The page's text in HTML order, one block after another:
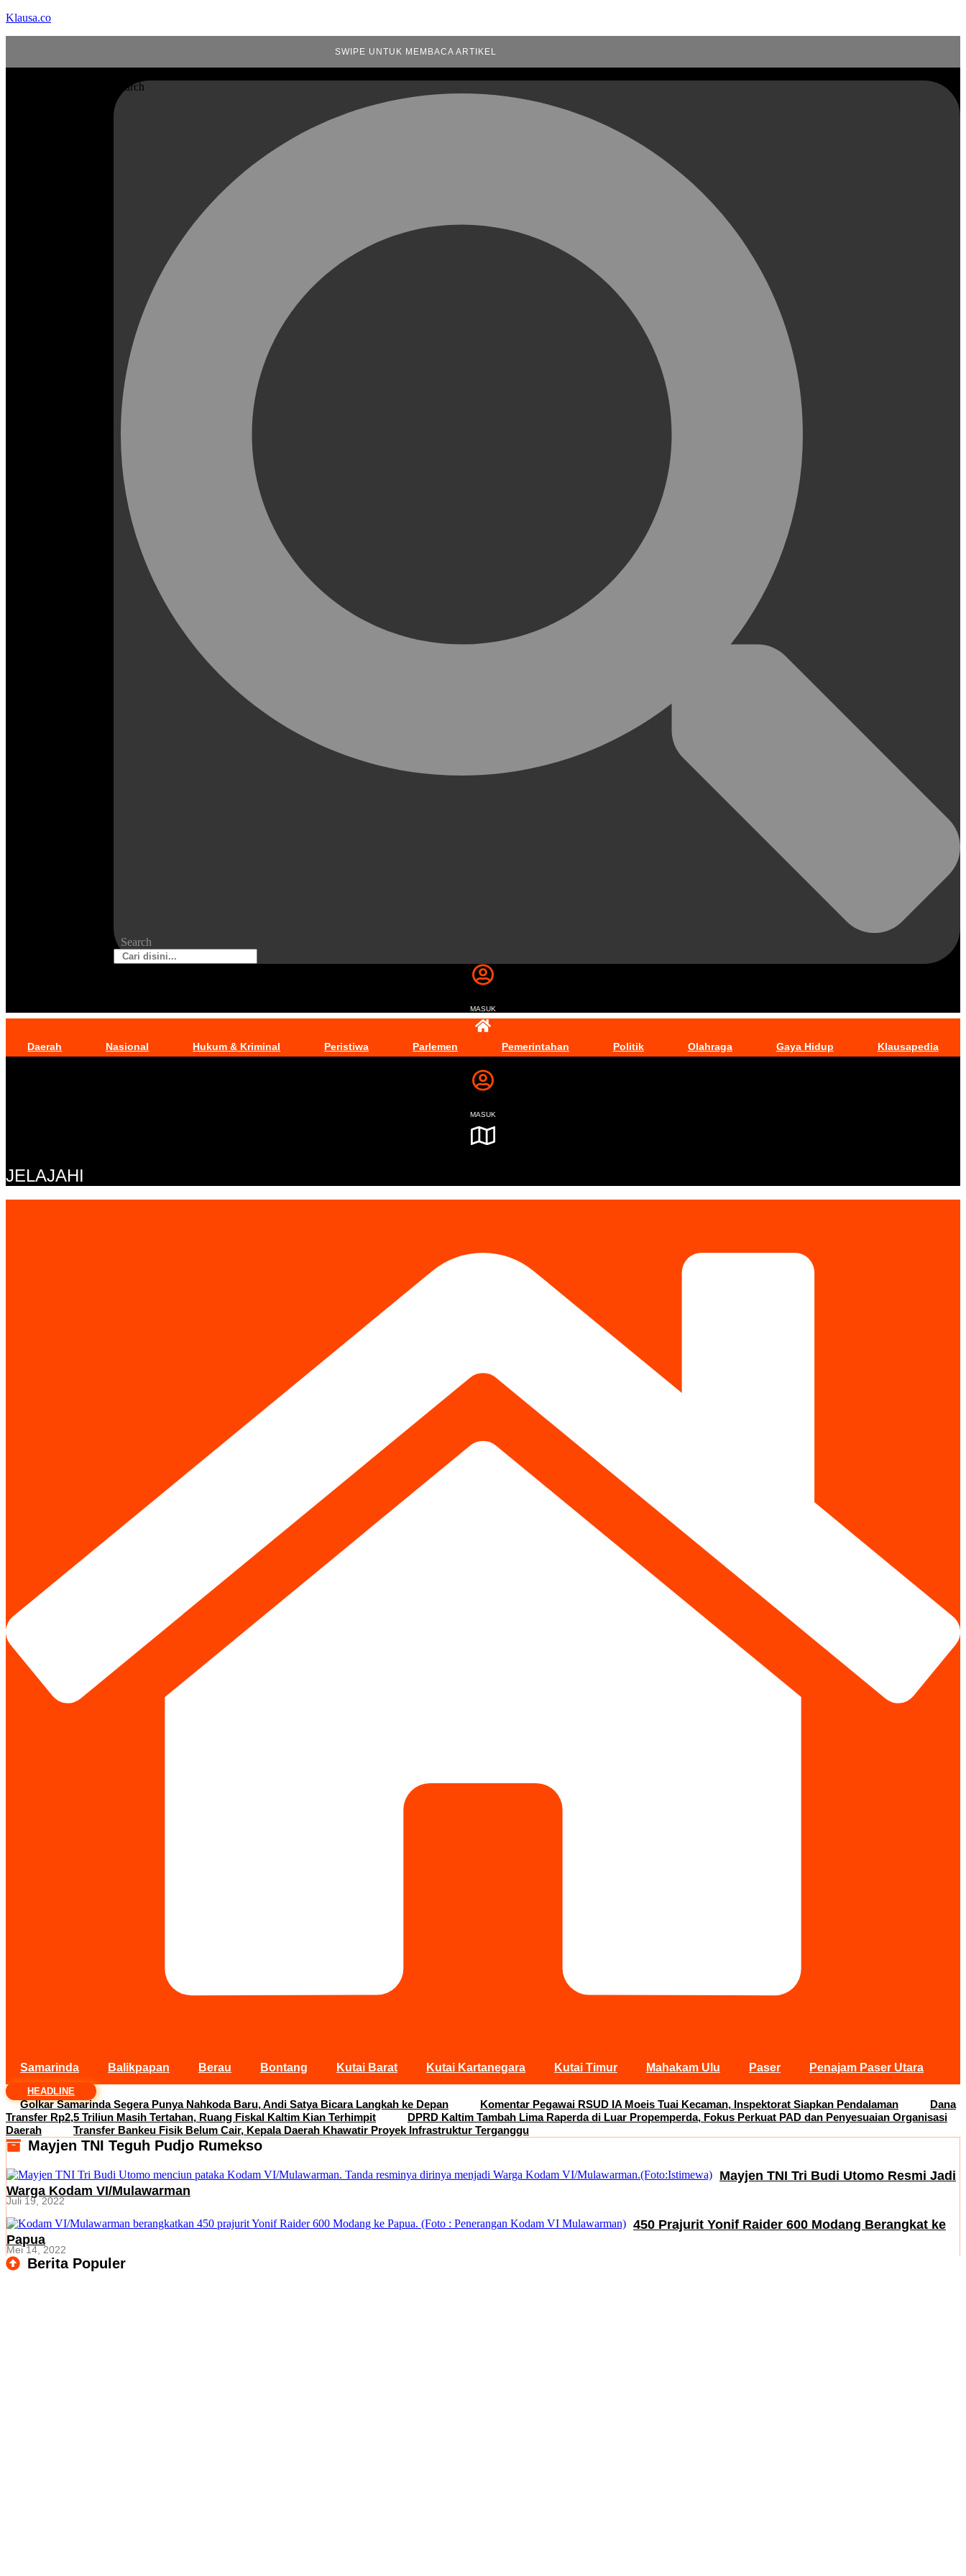
Klausa.co
SWIPE UNTUK MEMBACA ARTIKEL
Search
Search
MASUK
Daerah Nasional Hukum & Kriminal Peristiwa Parlemen Pemerintahan Politik Olahraga Gaya Hidup Klausapedia
MASUK
JELAJAHI
Samarinda Balikpapan Berau Bontang Kutai Barat Kutai Kartanegara Kutai Timur Mahakam Ulu Paser Penajam Paser Utara
HEADLINE
Golkar Samarinda Segera Punya Nahkoda Baru, Andi Satya Bicara Langkah ke Depan Komentar Pegawai RSUD IA Moeis Tuai Kecaman, Inspektorat Siapkan Pendalaman
Dana
Transfer Rp2,5 Triliun Masih Tertahan, Ruang Fiskal Kaltim Kian Terhimpit
DPRD Kaltim Tambah Lima Raperda di Luar Propemperda, Fokus Perkuat PAD dan Penyesuaian Organisasi
Daerah
Transfer Bankeu Fisik Belum Cair, Kepala Daerah Khawatir Proyek Infrastruktur Terganggu
Mayjen TNI Teguh Pudjo Rumekso
Mayjen TNI Tri Budi Utomo Resmi Jadi
Warga Kodam VI/Mulawarman
Juli 19, 2022
450 Prajurit Yonif Raider 600 Modang Berangkat ke
Papua
Mei 14, 2022
Berita Populer